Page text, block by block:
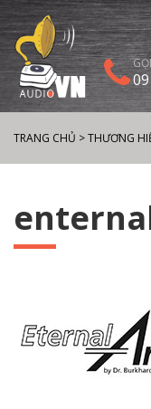
TRANG CHỦ >THƯƠNG